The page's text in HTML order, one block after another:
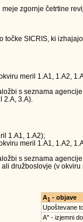
zgornje četrtine
SICRIS, ki
meril 1.A1, 1.A2,
s seznama
3.A).
1.A1, 1.A2);
meril 1.A1, 1.A2,
s seznama
družboslovje (v okviru
A1 - objave
Upoštevane
A'' - izjemni